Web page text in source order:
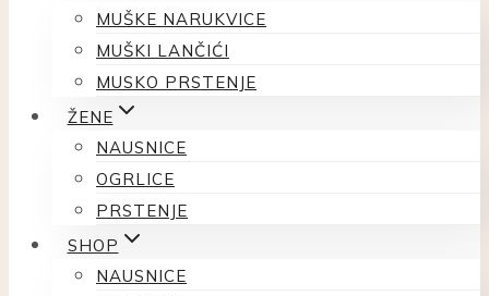
MUŠKE NARUKVICE
MUŠKI LANČIĆI
MUSKO PRSTENJE
ŽENE
NAUSNICE
OGRLICE
PRSTENJE
SHOP
NAUSNICE